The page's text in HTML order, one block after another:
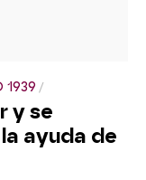
1939
y se
ayuda de